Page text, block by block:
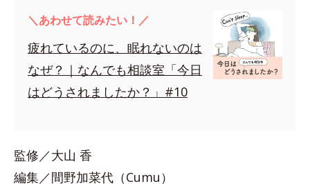
＼あわせて読みたい！／
疲れているのに、眠れないのは
なぜ？｜なんでも相談室「今日
はどうされましたか？」#10
監修／大山 香
編集／間野加菜代（Cumu）